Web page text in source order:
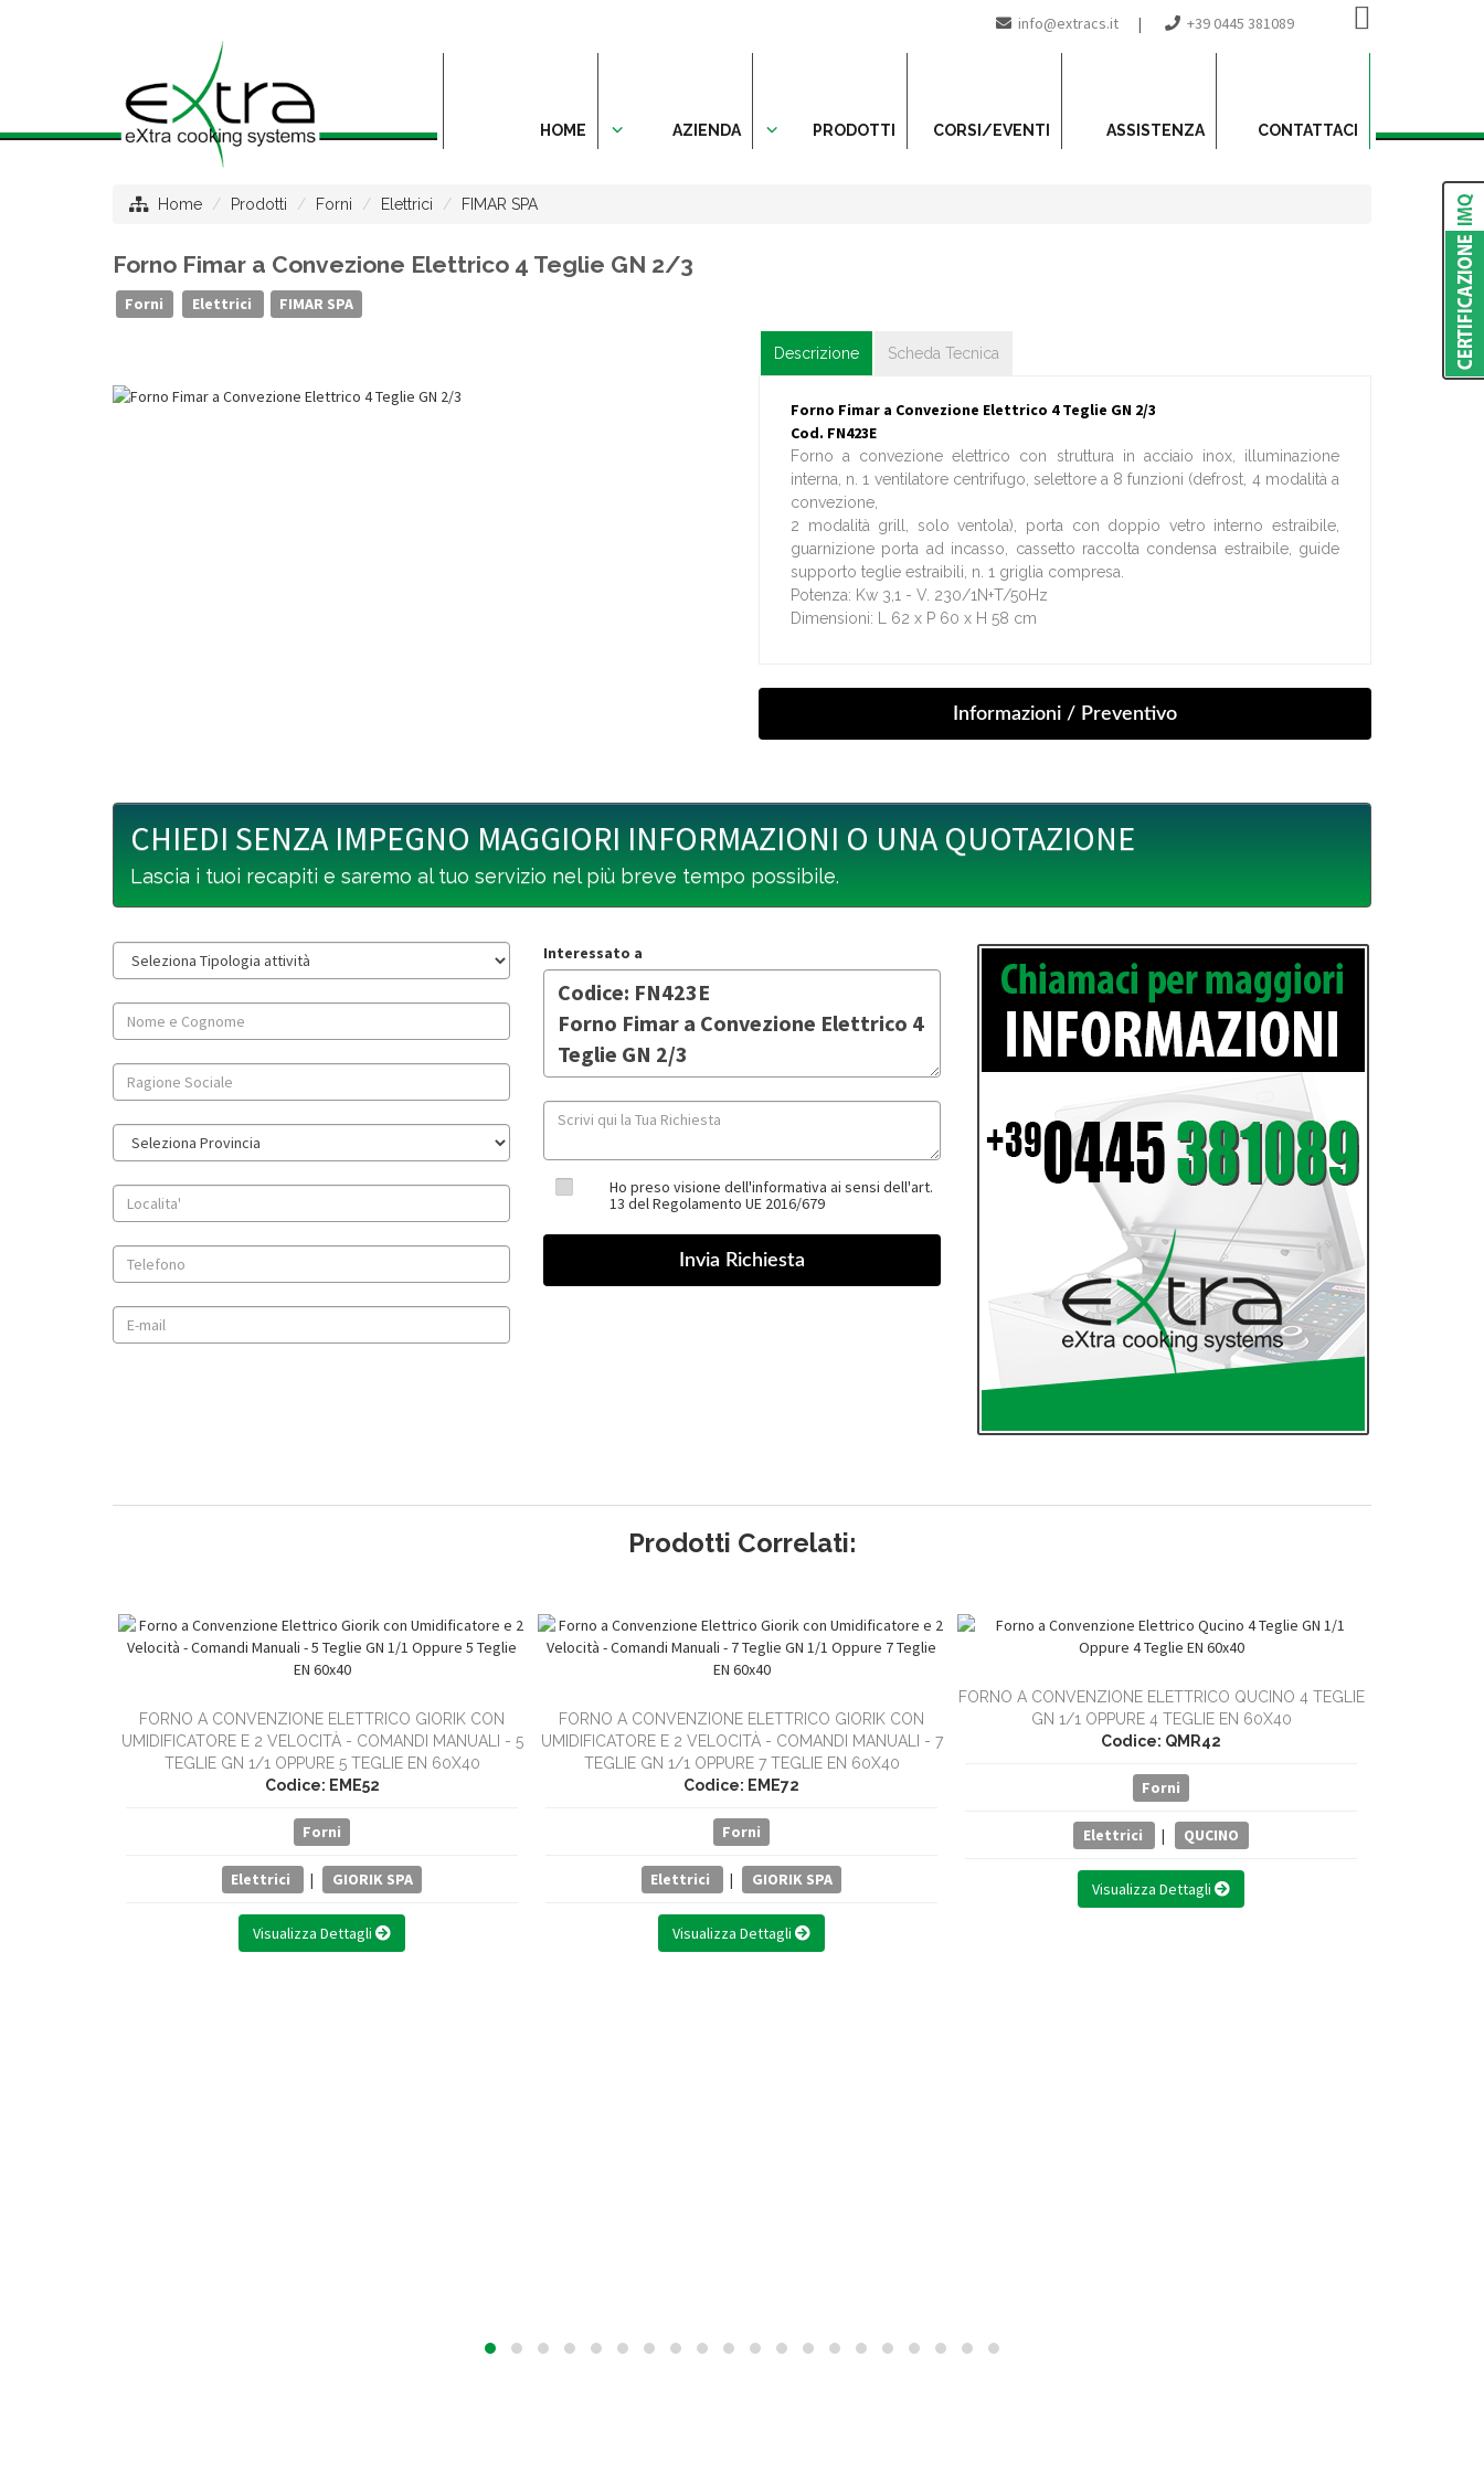
info@extracs.it | +39 0445 381089
HOME AZIENDA PRODOTTI CORSI/EVENTI ASSISTENZA CONTATTACI
Home Prodotti Forni Elettrici FIMAR SPA
Forno Fimar a Convezione Elettrico 4 Teglie GN 2/3
Forni Elettrici FIMAR SPA
Descrizione Scheda Tecnica
Forno Fimar a Convezione Elettrico 4 Teglie GN 2/3
Cod. FN423E
Forno a convezione elettrico con struttura in acciaio inox, illuminazione
interna, n. 1 ventilatore centrifugo, selettore a 8 funzioni (defrost, 4 modalità a
convezione,
2 modalità grill, solo ventola), porta con doppio vetro interno estraibile,
guarnizione porta ad incasso, cassetto raccolta condensa estraibile, guide
supporto teglie estraibili, n. 1 griglia compresa.
Potenza: Kw 3,1 - V. 230/1N+T/50Hz
Dimensioni: L 62 x P 60 x H 58 cm
CHIEDI SENZA IMPEGNO MAGGIORI INFORMAZIONI O UNA QUOTAZIONE
Lascia i tuoi recapiti e saremo al tuo servizio nel più breve tempo possibile.
Interessato a
Ho preso visione dell'informativa ai sensi dell'art.
13 del Regolamento UE 2016/679
Prodotti Correlati:
FORNO A CONVENZIONE ELETTRICO GIORIK CON
UMIDIFICATORE E 2 VELOCITÀ - COMANDI MANUALI - 5
TEGLIE GN 1/1 OPPURE 5 TEGLIE EN 60X40
Codice: EME52
Forni
Elettrici | GIORIK SPA
Visualizza Dettagli
FORNO A CONVENZIONE ELETTRICO GIORIK CON
UMIDIFICATORE E 2 VELOCITÀ - COMANDI MANUALI - 7
TEGLIE GN 1/1 OPPURE 7 TEGLIE EN 60X40
Codice: EME72
Forni
Elettrici | GIORIK SPA
Visualizza Dettagli
FORNO A CONVENZIONE ELETTRICO QUCINO 4 TEGLIE
GN 1/1 OPPURE 4 TEGLIE EN 60X40
Codice: QMR42
Forni
Elettrici | QUCINO
Visualizza Dettagli